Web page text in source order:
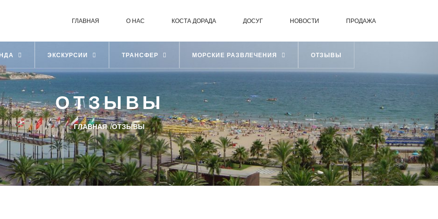
ГЛАВНАЯ О НАС КОСТА ДОРАДА ДОСУГ НОВОСТИ ПРОДАЖА
ОТЗЫВЫ
ГЛАВНАЯ/ОТЗЫВЫ
ЭКСКУРСИИ ТРАНСФЕР МОРСКИЕ РАЗВЛЕЧЕНИЯ ОТЗЫВЫ